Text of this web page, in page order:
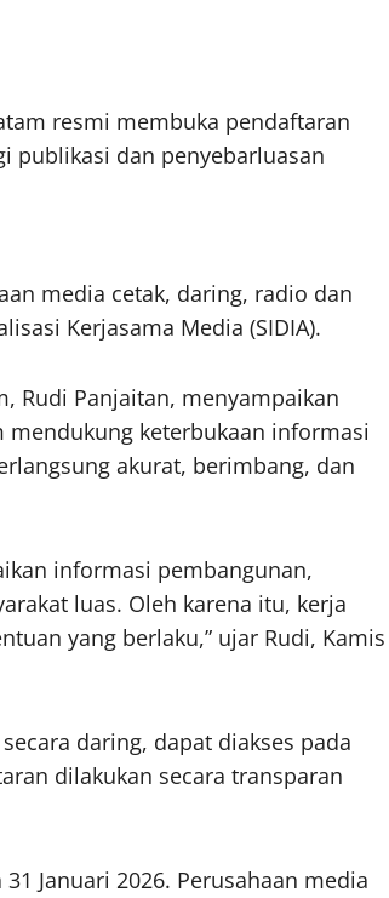
resmi membuka pendaftaran
publikasi dan penyebarluasan
media cetak, daring, radio dan
Kerjasama Media (SIDIA).
Rudi Panjaitan, menyampaikan
keterbukaan informasi
akurat, berimbang, dan
informasi pembangunan,
luas. Oleh karena itu, kerja
yang berlaku,” ujar Rudi, Kamis
daring, dapat diakses pada
dilakukan secara transparan
Januari 2026. Perusahaan media